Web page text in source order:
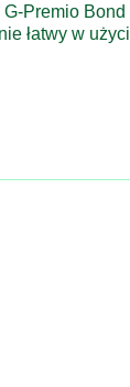
Premio Bond
łatwy w